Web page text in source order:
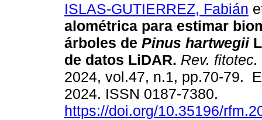
ISLAS-GUTIERREZ, Fabián
alométrica para estimar
árboles de Pinus hartwegii
de datos LiDAR. Rev. fitotec.
2024, vol.47, n.1, pp.70-79.
2024. ISSN 0187-7380.
https://doi.org/10.35196/